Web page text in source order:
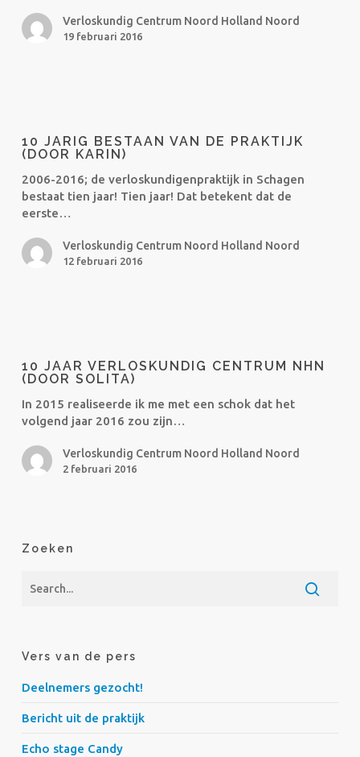
jarig
bestaan
Verloskundig Centrum Noord Holland Noord
19 februari 2016
bestaan
de
praktijk
(door
10 JARIG BESTAAN VAN DE PRAKTIJK
(DOOR KARIN)
2006-2016; de verloskundigenpraktijk in Schagen
bestaat tien jaar! Tien jaar! Dat betekent dat de
eerste…
Verloskundig Centrum Noord Holland Noord
12 februari 2016
Verloskundig
NHN
(door
10 JAAR VERLOSKUNDIG CENTRUM NHN
(DOOR SOLITA)
In 2015 realiseerde ik me met een schok dat het
volgend jaar 2016 zou zijn…
Verloskundig Centrum Noord Holland Noord
2 februari 2016
Zoeken
Vers van de pers
Deelnemers gezocht!
Bericht uit de praktijk
Echo stage Candy